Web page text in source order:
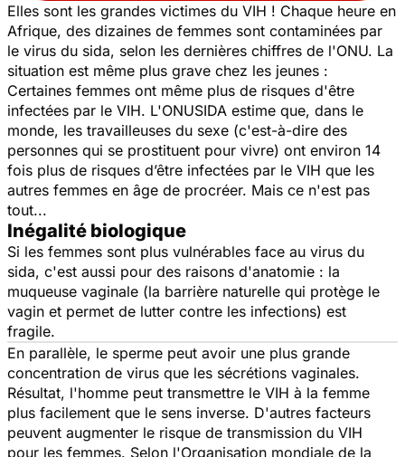
Elles sont les grandes victimes du VIH ! Chaque heure en
Afrique, des dizaines de femmes sont contaminées par
le virus du sida, selon les dernières chiffres de l'ONU. La
situation est même plus grave chez les jeunes :
Certaines femmes ont même plus de risques d'être
infectées par le VIH. L'ONUSIDA estime que, dans le
monde, les travailleuses du sexe (c'est-à-dire des
personnes qui se prostituent pour vivre) ont environ 14
fois plus de risques d’être infectées par le VIH que les
autres femmes en âge de procréer. Mais ce n'est pas
tout...
Inégalité biologique
Si les femmes sont plus vulnérables face au virus du
sida, c'est aussi pour des raisons d'anatomie : la
muqueuse vaginale (la barrière naturelle qui protège le
vagin et permet de lutter contre les infections) est
fragile.
En parallèle, le sperme peut avoir une plus grande
concentration de virus que les sécrétions vaginales.
Résultat, l'homme peut transmettre le VIH à la femme
plus facilement que le sens inverse. D'autres facteurs
peuvent augmenter le risque de transmission du VIH
pour les femmes. Selon l'Organisation mondiale de la